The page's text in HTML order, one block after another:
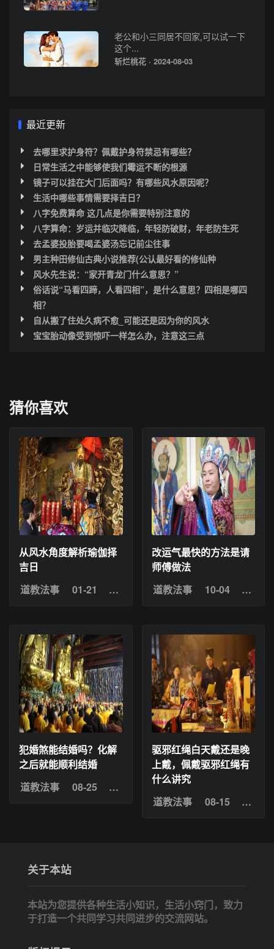
老公和小三同居不回家,可以试一下
这个...
斩烂桃花 · 2024-08-03
最近更新
去哪里求护身符？佩戴护身符禁忌有哪些？
日常生活之中能够使我们霉运不断的根源
镜子可以挂在大门后面吗？有哪些风水原因呢？
生活中哪些事情需要择吉日？
八字免费算命 这几点是你需要特别注意的
八字算命：岁运并临灾降临，年轻防破财，年老防生死
去孟婆投胎要喝孟婆汤忘记前尘往事
男主种田修仙古典小说推荐(公认最好看的修仙种
风水先生说：“家开青龙门什么意思？”
俗话说“马看四蹄，人看四相”，是什么意思？四相是哪四
相？
自从搬了住处久病不愈_可能还是因为你的风水
宝宝胎动像受到惊吓一样怎么办，注意这三点
猜你喜欢
从风水角度解析瑜伽择
吉日
道教法事
01-21 浏览：3
改运气最快的方法是请
师傅做法
道教法事
10-04 浏览
犯婚煞能结婚吗？化解
之后就能顺利结婚
道教法事
08-25 浏览：21
驱邪红绳白天戴还是晚
上戴，佩戴驱邪红绳有
什么讲究
道教法事
08-15 浏览
关于本站
本站为您提供各种生活小知识，生活小窍门，致力
于打造一个共同学习共同进步的交流网站。